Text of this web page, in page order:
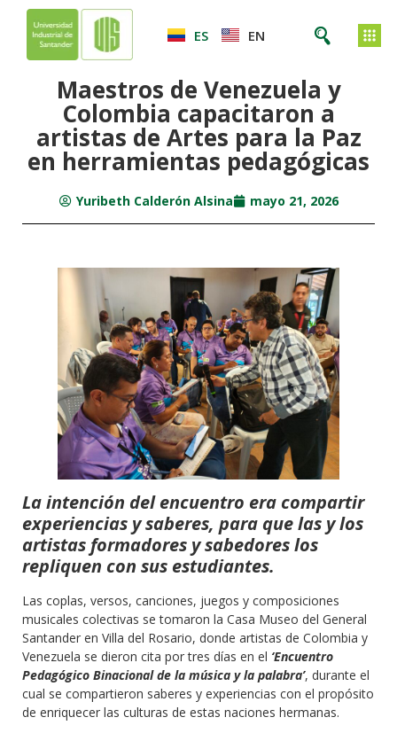
ES EN
Maestros de Venezuela y
Colombia capacitaron a
artistas de Artes para la Paz
en herramientas pedagógicas
Yuribeth Calderón Alsina mayo 21, 2026
La intención del encuentro era compartir
experiencias y saberes, para que las y los
artistas formadores y sabedores los
repliquen con sus estudiantes.
Las coplas, versos, canciones, juegos y composiciones
musicales colectivas se tomaron la Casa Museo del General
Santander en Villa del Rosario, donde artistas de Colombia y
Venezuela se dieron cita por tres días en el ‘Encuentro
Pedagógico Binacional de la música y la palabra’, durante el
cual se compartieron saberes y experiencias con el propósito
de enriquecer las culturas de estas naciones hermanas.